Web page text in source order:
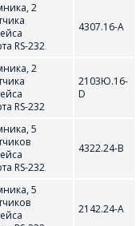
R2
2
RS-232
4307.16-А
2
RS-232
2103Ю.16-
D
5
RS-232
4322.24-В
5
2142.24-А